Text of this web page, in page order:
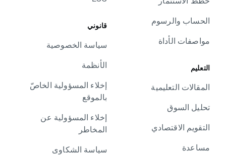
الحساب والرسوم
مواصفات الأداة
التعليم
المقالات التعليمية
تحليل السوق
التقويم الاقتصادي
مساعدة
قانوني
سياسة الخصوصية
الأنظمة
إخلاء المسؤولية الخاصّ
بالموقع
إخلاء المسؤولية عن
المخاطر
سياسة الشكاوى